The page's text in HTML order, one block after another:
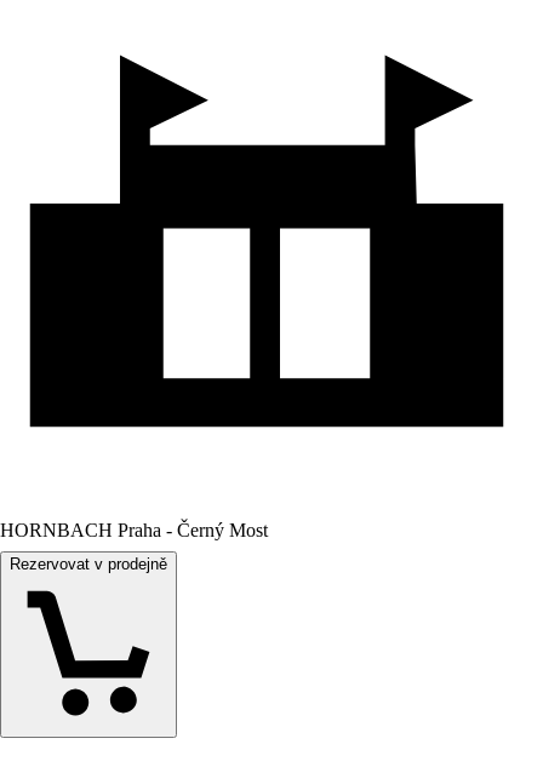
HORNBACH Praha - Černý Most
Rezervovat v prodejně